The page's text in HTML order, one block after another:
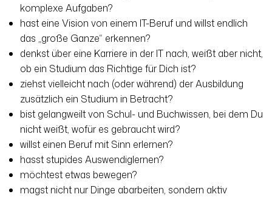
komplexe Aufgaben?
hast eine Vision von einem IT-Beruf und willst endlich
das „große Ganze“ erkennen?
denkst über eine Karriere in der IT nach, weißt aber nicht,
ob ein Studium das Richtige für Dich ist?
ziehst vielleicht nach (oder während) der Ausbildung
zusätzlich ein Studium in Betracht?
bist gelangweilt von Schul- und Buchwissen, bei dem Du
nicht weißt, wofür es gebraucht wird?
willst einen Beruf mit Sinn erlernen?
hasst stupides Auswendiglernen?
möchtest etwas bewegen?
magst nicht nur Dinge abarbeiten, sondern aktiv